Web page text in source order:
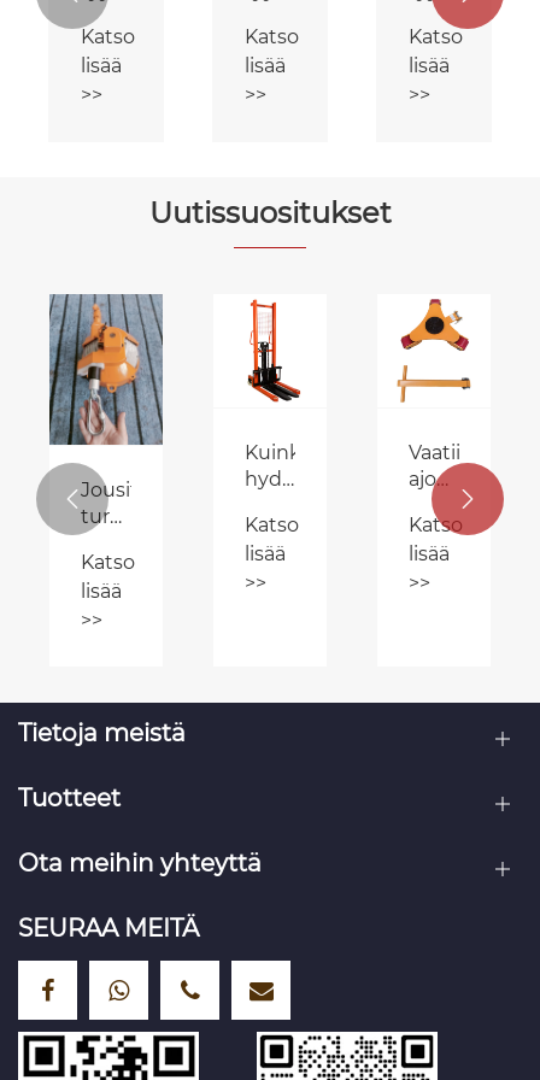
vipunostin
Katso
lisää
>>
Katso
lisää
>>
vipunostin
Katso
lisää
>>
Uutissuositukset
Jousitasauslaitteen
turvasoljen
ja
edut
Katso
lisää
>>
Kuinka
hydraulinen
parantaa
varaston
tehokkuutta
Katso
lisää
>>
Vaatii
ajokortin
raskaan
rahtivaunun
ajamiseen
Katso
lisää
>>
 
Tietoja meistä
Tuotteet
Ota meihin yhteyttä
SEURAA MEITÄ